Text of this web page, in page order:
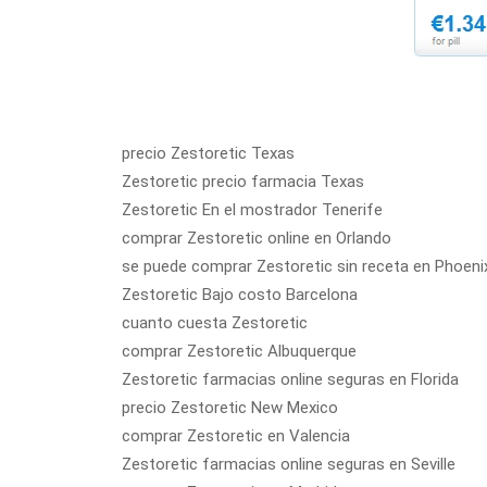
precio Zestoretic Texas
Zestoretic precio farmacia Texas
Zestoretic En el mostrador Tenerife
comprar Zestoretic online en Orlando
se puede comprar Zestoretic sin receta en
Zestoretic Bajo costo Barcelona
cuanto cuesta Zestoretic
comprar Zestoretic Albuquerque
Zestoretic farmacias online seguras en Florida
precio Zestoretic New Mexico
comprar Zestoretic en Valencia
Zestoretic farmacias online seguras en Seville